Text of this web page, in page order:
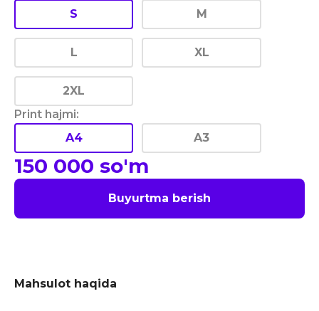
S
M
L XL
2XL
Print hajmi:
A4
A3
150 000 so'm
Buyurtma berish
Mahsulot haqida